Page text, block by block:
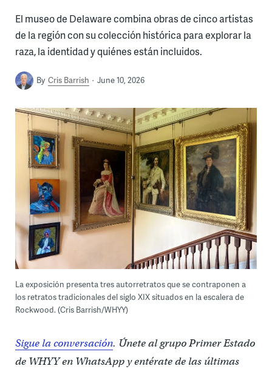
El museo de Delaware combina obras de cinco artistas
de la región con su colección histórica para explorar la
raza, la identidad y quiénes están incluidos.
By Cris Barrish June 10, 2026
La exposición presenta tres autorretratos que se contraponen a
los retratos tradicionales del siglo XIX situados en la escalera de
Rockwood. (Cris Barrish/WHYY)
Sigue la conversación. Únete al grupo Primer Estado
de WHYY en WhatsApp y entérate de las últimas